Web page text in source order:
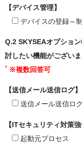
【デバイス管理】
デバイスの登録～
Q.2 SKYSEAオプショ
討したい機能がござい
* ※複数回答可
【送信メール送信ログ】
送信メール送信ロ
【ITセキュリティ対策強
起動元プロセス